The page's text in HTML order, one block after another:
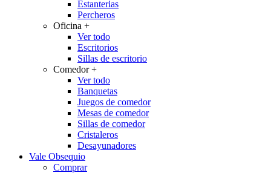
Estanterias
Percheros
Oficina +
Ver todo
Escritorios
Sillas de escritorio
Comedor+
Ver todo
Banquetas
Juegos de comedor
Mesas de comedor
Sillas de comedor
Cristaleros
Desayunadores
Vale Obsequio
Comprar